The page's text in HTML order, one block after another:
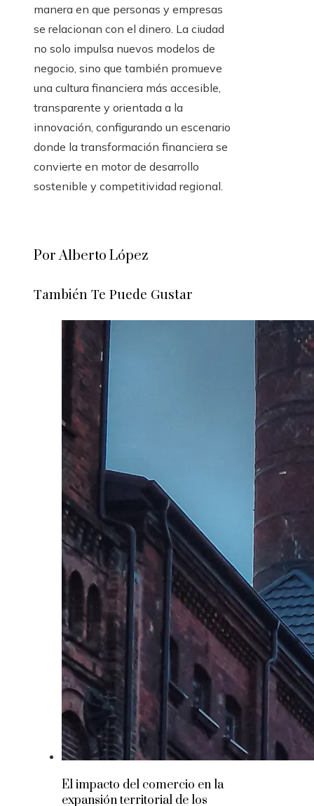
manera en que personas y empresas
se relacionan con el dinero. La ciudad
no solo impulsa nuevos modelos de
negocio, sino que también promueve
una cultura financiera más accesible,
transparente y orientada a la
innovación, configurando un escenario
donde la transformación financiera se
convierte en motor de desarrollo
sostenible y competitividad regional.
Por Alberto López
También Te Puede Gustar
El impacto del comercio en la
expansión territorial de los